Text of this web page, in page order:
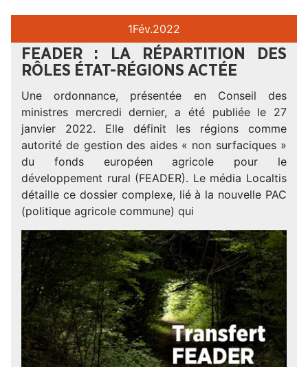
1Fév.2022
FEADER : LA RÉPARTITION DES
RÔLES ÉTAT-RÉGIONS ACTÉE
Une ordonnance, présentée en Conseil des
ministres mercredi dernier, a été publiée le 27
janvier 2022. Elle définit les régions comme
autorité de gestion des aides « non surfaciques »
du fonds européen agricole pour le
développement rural (FEADER). Le média Localtis
détaille ce dossier complexe, lié à la nouvelle PAC
(politique agricole commune) qui